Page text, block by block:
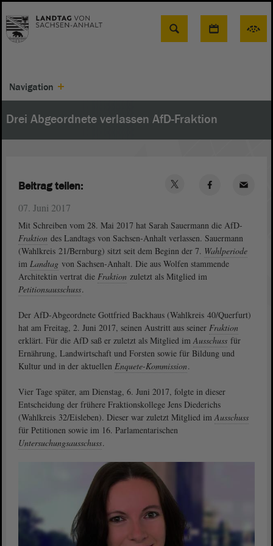
Suche
Navigation
Drei Abgeordnete verlassen AfD-Fraktion
07. Juni 2017
Mit Schreiben vom 28. Mai 2017 hat Sarah Sauermann die AfD-
Fraktion des Landtags von Sachsen-Anhalt verlassen. Sauermann
(Wahlkreis 21/Bernburg) sitzt seit dem Beginn der 7. Wahlperiode
im Landtag von Sachsen-Anhalt. Die aus Wolfen stammende
Architektin vertrat die Fraktion zuletzt als Mitglied im
Petitionsausschuss.
Der AfD-Abgeordnete Gottfried Backhaus (Wahlkreis 40/Querfurt)
hat am Freitag, 2. Juni 2017, seinen Austritt aus seiner Fraktion
erklärt. Für die AfD saß er zuletzt als Mitglied imAusschuss für
Ernährung, Landwirtschaft und Forsten sowie für Bildung und
Kultur und in der aktuellen Enquete-Kommission.
Vier Tage später, am Dienstag, 6. Juni 2017, folgte in dieser
Entscheidung der frühere Fraktionskollege Jens Diederichs
(Wahlkreis 32/Eisleben). Dieser war zuletzt Mitglied imAusschuss
für Petitionen sowie im 16. Parlamentarischen
Untersuchungsausschuss.
Beitrag teilen: